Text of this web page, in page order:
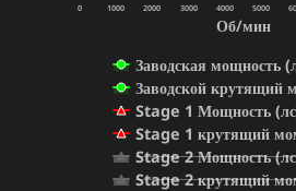
Об/мин
Заводская мощность
Заводской крутящий
Stage 1 Мощность
Stage 1 крутящий
Stage 2 Мощность
Stage 2 крутящий
0 1000 2000 3000 4000 5000